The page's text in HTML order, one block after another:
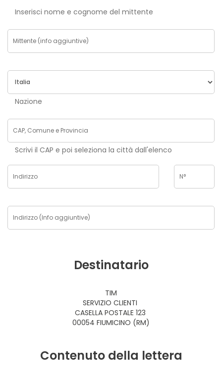
Inserisci nome e cognome del mittente
Nazione
Scrivi il CAP e poi seleziona la città dall'elenco
Destinatario
TIM
SERVIZIO CLIENTI
CASELLA POSTALE 123
00054 FIUMICINO (RM)
Contenuto della lettera